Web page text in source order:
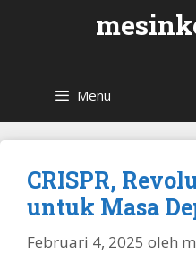
Menu
CRISPR,
untuk Masa
Februari 4, 2025 oleh